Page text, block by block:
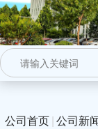
公司首页|公司新